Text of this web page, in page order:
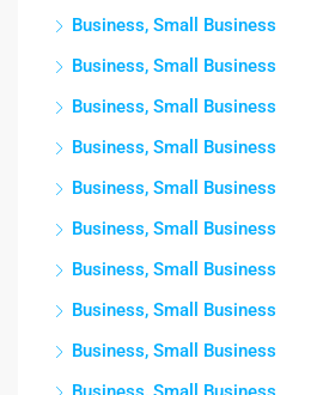
Business, Small Business
Business, Small Business
Business, Small Business
Business, Small Business
Business, Small Business
Business, Small Business
Business, Small Business
Business, Small Business
Business, Small Business